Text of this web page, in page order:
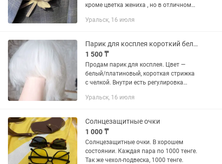
кроме цветка жениха , но в отличном
Уральск, 16 июля
Парик для косплея короткий белый, регулируемый
1 500 ₸
Продам парик для косплея. Цвет —
белый/платиновый, короткая стрижка
с челкой. Внутри есть регулировка
Состояние б/у: парик использовался,
Уральск, 16 июля
Солнцезащитные очки
1 000 ₸
Солнцезащитные очки. В хорошем
состоянии. Каждая пара по 1000 тенге.
Так же чехол-подвеска, 1000 тенге.